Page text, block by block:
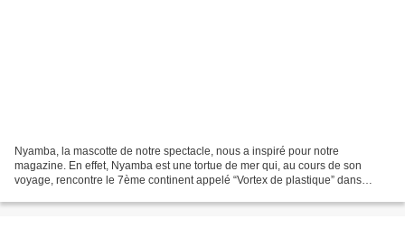
Nyamba, la mascotte de notre spectacle, nous a inspiré pour notre
magazine. En effet, Nyamba est une tortue de mer qui, au cours de son
voyage, rencontre le 7ème continent appelé “Vortex de plastique” dans